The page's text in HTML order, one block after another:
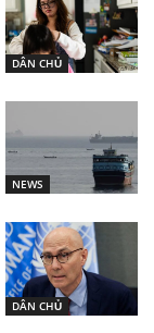
DÂN CHỦ
NEWS
DÂN CHỦ